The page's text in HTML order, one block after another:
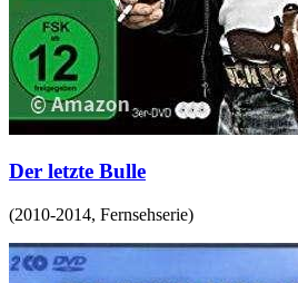
Der letzte Bulle
(2010-2014, Fernsehserie)